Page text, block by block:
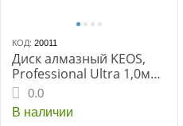
КОД: 20011
Диск алмазный KEOS,
Professional Ultra 1,0мм
125мм/22,23 сплошной
(керамогранит)
(DBP00.125)
0.0
В наличии